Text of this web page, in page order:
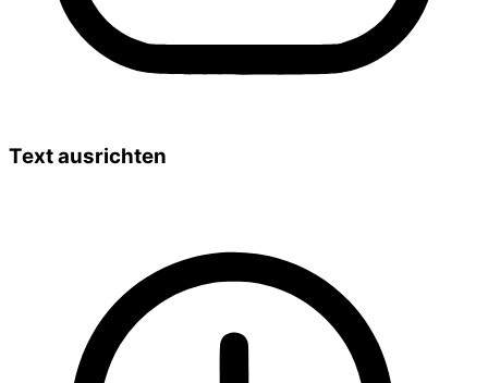
Text ausrichten